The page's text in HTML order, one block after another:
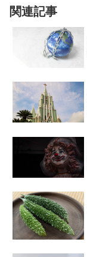
関連記事